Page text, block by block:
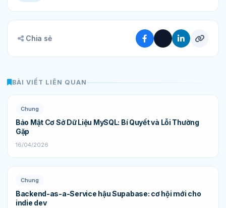
Chia sẻ
BÀI VIẾT LIÊN QUAN
Chung
Bảo Mật Cơ Sở Dữ Liệu MySQL: Bí Quyết và Lỗi Thường
Gặp
16/04/2026
Chung
Backend-as-a-Service hậu Supabase: cơ hội mới cho
indie dev